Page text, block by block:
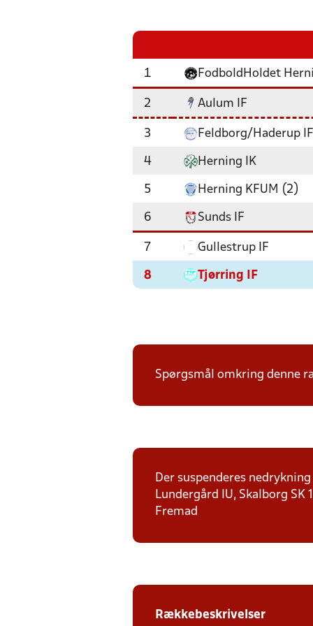
1 FodboldHoldet
2 Aulum IF
3 Feldborg/Haderup IF
4 Herning IK
5 Herning KFUM (2)
6 Sunds IF
7 Gullestrup IF
8 Tjørring IF
Spørgsmål omkring denne
Der suspenderes
Lundergård IU, Skalborg SK
Fremad
Rækkebeskrivelser